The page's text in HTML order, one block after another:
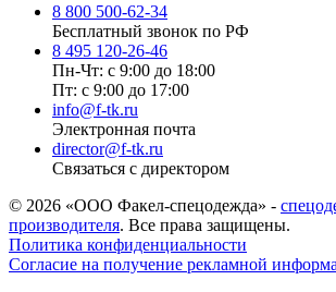
8 800 500-62-34
Бесплатный звонок по РФ
8 495 120-26-46
Пн-Чт: с 9:00 до 18:00
Пт: с 9:00 до 17:00
info@f-tk.ru
Электронная почта
director@f-tk.ru
Связаться с директором
© 2026 «ООО Факел-спецодежда» -
производителя. Все права защищены.
Политика конфиденциальности
Согласие на получение рекламной